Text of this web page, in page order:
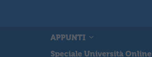
APPUNTI
Speciale Università Online